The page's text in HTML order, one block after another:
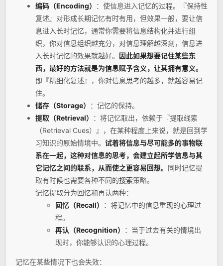
编码（Encoding）
：使信息进入记忆的过程。『保持性
复述』对形成长期记忆有时有用，但效果一般，要让信
息进入长时记忆，通常你需要将信息结构化并进行组
织，你对信息组织越充分，对信息理解越深刻，信息进
入长时记忆的效果就越好。 因此如果想要记住某些东
西，最好的方法就是为信息赋予含义，让其拥有意义。
即『精细化复述』，你对信息思考的越多，就越容易记
住。
储存（Storage）
：记忆的保持。
提取（Retrieval）
：将记忆取出，依赖于『提取线索
（Retrieval Cues）』，在某种程度上来说，就是回到学
习知识的原始情境中。 试着将信息与尽可能多的事物联
系在一起，这种对信息的思考，会建立起所学信息与其
它记忆之间的联系，从而使之更容易回想。 同时记忆提
取有时候也需要各种不同的搜索策略。
记忆提取分为回忆和再认两种：
回忆（Recall）
：将记忆中的信息重现的心理过
程。
再认（Recognition）
：当于过去有关的情境出
现时，你能够认识的心理过程。
记忆在某些情况下也会失效：